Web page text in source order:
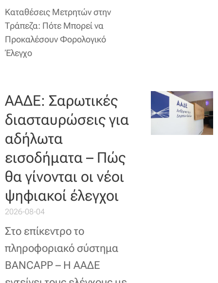
Καταθέσεις Μετρητών στην
Τράπεζα: Πότε Μπορεί να
Προκαλέσουν Φορολογικό
Έλεγχο
ΑΑΔΕ: Σαρωτικές
διασταυρώσεις για
αδήλωτα
εισοδήματα – Πώς
θα γίνονται οι νέοι
ψηφιακοί έλεγχοι
2026-08-04
Στο επίκεντρο το
πληροφοριακό σύστημα
BANCAPP – Η ΑΑΔΕ